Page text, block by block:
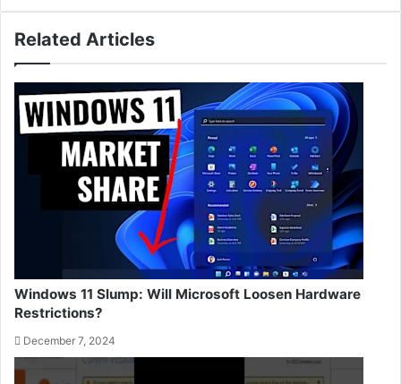
Related Articles
Windows 11 Slump: Will Microsoft Loosen Hardware
Restrictions?
December 7, 2024